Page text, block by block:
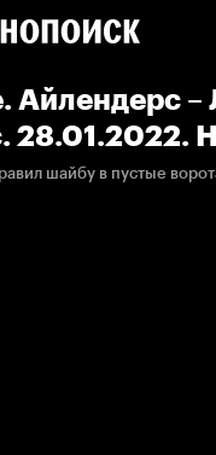
Айлендерс –
28.01.2022.
шайбу в пустые